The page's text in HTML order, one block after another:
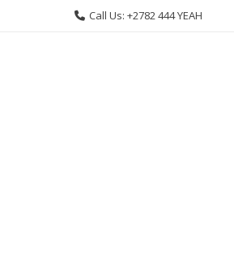
Call Us: +2782 444 YEAH